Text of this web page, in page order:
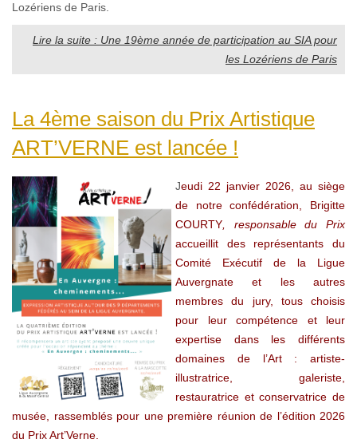
Lozériens de Paris.
Lire la suite : Une 19ème année de participation au SIA pour
les Lozériens de Paris
La 4ème saison du Prix Artistique
ART’VERNE est lancée !
Jeudi 22 janvier 2026, au siège
de notre confédération, Brigitte
COURTY, responsable du Prix
accueillit des représentants du
Comité Exécutif de la Ligue
Auvergnate et les autres
membres du jury, tous choisis
pour leur compétence et leur
expertise dans les différents
domaines de l’Art : artiste-
illustratrice, galeriste,
restauratrice et conservatrice de
musée, rassemblés pour une première réunion de l’édition 2026
du Prix Art’Verne.